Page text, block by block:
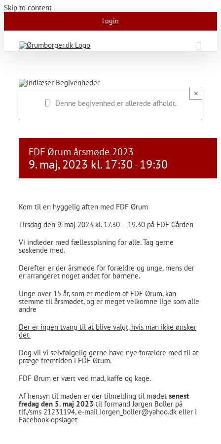
Skip to content
Login
Denne begivenhed er allerede afholdt.
×
FDF Ørum årsmøde 2023
9. maj, 2023 kl. 17:30 - 19:30
Kom til en hyggelig aften med FDF Ørum
Tirsdag den 9. maj 2023 kl. 17.30 – 19.30 på FDF Gården
Vi indleder med fællesspisning for alle. Tag gerne
søskende med.
Derefter er der årsmøde for forældre og unge, mens der
er arrangeret noget andet for børnene.
Unge over 15 år, som er medlem af FDF Ørum, kan
stemme til årsmødet, og er meget velkomne lige som alle
andre
Der er ingen tvang til at blive valgt, hvis man ikke ønsker
det.
Dog vil vi selvfølgelig gerne have nye forældre med til at
præge fremtiden i FDF Ørum.
FDF Ørum er vært ved mad, kaffe og kage.
Af hensyn til maden er der tilmelding til mødet senest
fredag den 5. maj 2023 til formand Jørgen Boller på
tlf./sms 21231194, e-mail Jorgen_boller@yahoo.dk eller i
Facebook-opslaget